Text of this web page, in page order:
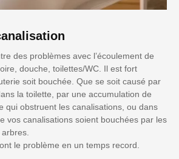
des problèmes avec l’écoulement de
douche, toilettes/WC. Il est fort
soit bouchée. Que se soit causé par
la toilette, par une accumulation de
qui obstruent les canalisations, ou dans
vos canalisations soient bouchées par les
le problème en un temps record.